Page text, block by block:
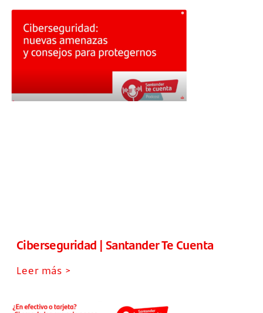
Ciberseguridad | Santander Te Cuenta
Leer más >